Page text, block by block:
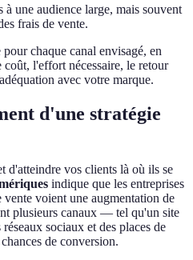
à une audience large, mais souvent
frais de vente.
chaque canal envisagé, en
coût, l'effort nécessaire, le retour
avec votre marque.
d'une stratégie
d'atteindre vos clients là où ils se
indique que les entreprises
voient une augmentation de
plusieurs canaux — tel qu'un site
sociaux et des places de
de conversion.